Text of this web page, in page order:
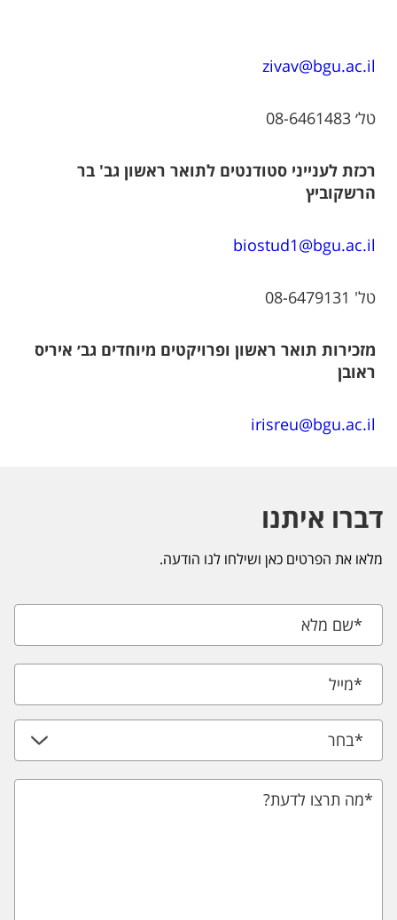
zivav@bgu.ac.il
טל׳ 08-6461483
רכזת לענייני סטודנטים לתואר ראשון גב' בר
הרשקוביץ
biostud1@bgu.ac.il
טל' 08-6479131​
מזכירות תואר ראשון ופרויקטים מיוחדים גב׳ איריס
ראובן
irisreu@bgu.ac.il
דברו איתנו
מלאו את הפרטים כאן ושילחו לנו הודעה.
*שם מלא
*מייל
*בחר
*מה תרצו לדעת?